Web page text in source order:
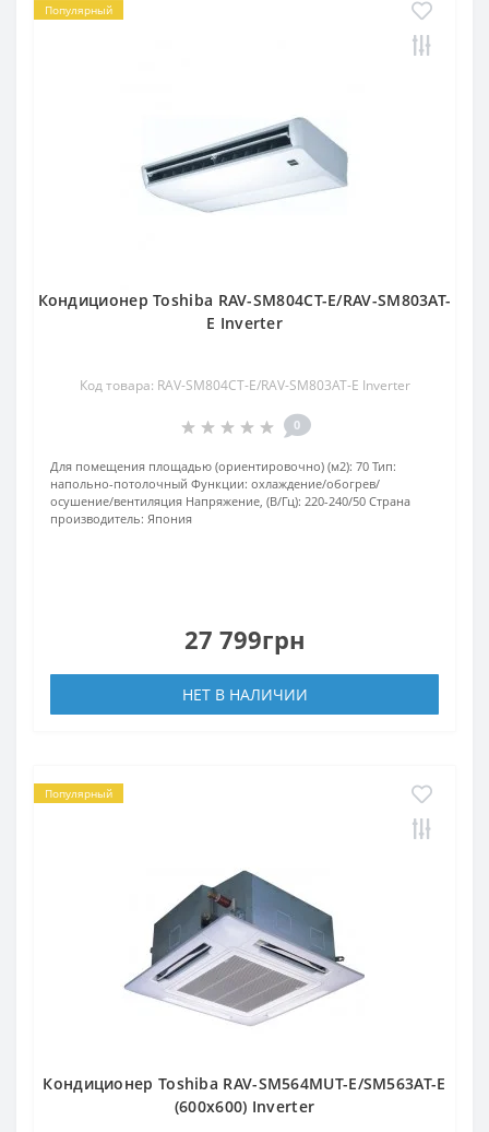
Популярный
Кондиционер Toshiba RAV-SM804CT-E/RAV-SM803AT-
E Inverter
Код товара: RAV-SM804CT-E/RAV-SM803AT-E Inverter
0
Для помещения площадью (ориентировочно) (м2): 70 Тип:
напольно-потолочный Функции: охлаждение/обогрев/
осушение/вентиляция Напряжение, (В/Гц): 220-240/50 Страна
производитель: Япония
27 799грн
НЕТ В НАЛИЧИИ
Популярный
Кондиционер Toshiba RAV-SM564MUT-E/SM563AT-E
(600x600) Inverter